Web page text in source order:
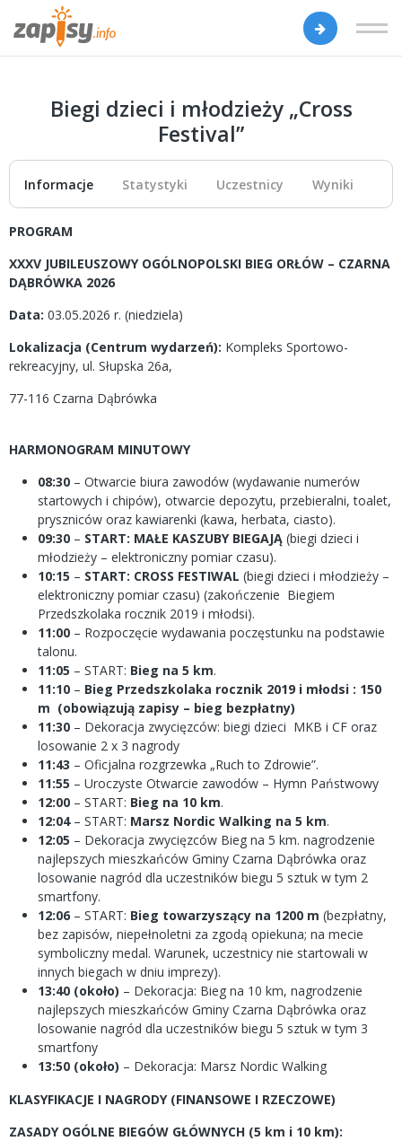
Biegi dzieci i młodzieży „Cross
Festival”
Informacje Statystyki Uczestnicy Wyniki
PROGRAM
XXXV JUBILEUSZOWY OGÓLNOPOLSKI BIEG ORŁÓW – CZARNA
DĄBRÓWKA 2026
Data: 03.05.2026 r. (niedziela)
Lokalizacja (Centrum wydarzeń): Kompleks Sportowo-
rekreacyjny, ul. Słupska 26a,
77-116 Czarna Dąbrówka
HARMONOGRAM MINUTOWY
08:30 – Otwarcie biura zawodów (wydawanie numerów
startowych i chipów), otwarcie depozytu, przebieralni, toalet,
pryszniców oraz kawiarenki (kawa, herbata, ciasto).
09:30 – START: MAŁE KASZUBY BIEGAJĄ (biegi dzieci i
młodzieży – elektroniczny pomiar czasu).
10:15 – START: CROSS FESTIWAL (biegi dzieci i młodzieży –
elektroniczny pomiar czasu) (zakończenie Biegiem
Przedszkolaka rocznik 2019 i młodsi).
11:00 – Rozpoczęcie wydawania poczęstunku na podstawie
talonu.
11:05 – START: Bieg na 5 km.
11:10 – Bieg Przedszkolaka rocznik 2019 i młodsi : 150
m (obowiązują zapisy – bieg bezpłatny)
11:30 – Dekoracja zwycięzców: biegi dzieci MKB i CF oraz
losowanie 2 x 3 nagrody
11:43 – Oficjalna rozgrzewka „Ruch to Zdrowie”.
11:55 – Uroczyste Otwarcie zawodów – Hymn Państwowy
12:00 – START: Bieg na 10 km.
12:04– START: Marsz Nordic Walking na 5 km.
12:05 – Dekoracja zwycięzców Bieg na 5 km. nagrodzenie
najlepszych mieszkańców Gminy Czarna Dąbrówka oraz
losowanie nagród dla uczestników biegu 5 sztuk w tym 2
smartfony.
12:06 – START: Bieg towarzyszący na 1200 m (bezpłatny,
bez zapisów, niepełnoletni za zgodą opiekuna; na mecie
symboliczny medal. Warunek, uczestnicy nie startowali w
innych biegach w dniu imprezy).
13:40 (około) – Dekoracja: Bieg na 10 km, nagrodzenie
najlepszych mieszkańców Gminy Czarna Dąbrówka oraz
losowanie nagród dla uczestników biegu 5 sztuk w tym 3
smartfony
13:50 (około) – Dekoracja: Marsz Nordic Walking
KLASYFIKACJE I NAGRODY (FINANSOWE I RZECZOWE)
ZASADY OGÓLNE BIEGÓW GŁÓWNYCH (5 km i 10 km):